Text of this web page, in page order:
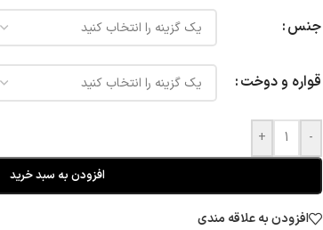
جنس
قواره و دوخت
-
+
افزودن به سبد خرید
افزودن به علاقه مندی